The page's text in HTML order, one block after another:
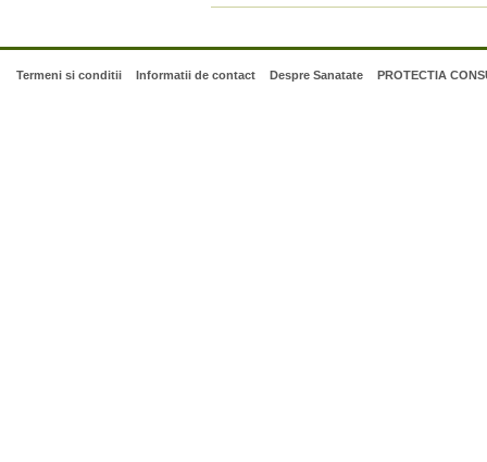
Termeni si conditii Informatii de contact Despre Sanatate PROTECTIA